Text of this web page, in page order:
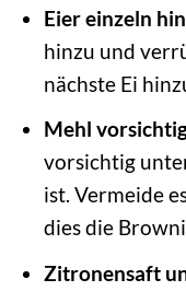
Eier einzeln
hinzu und
nächste Ei
Mehl
vorsichtig
ist. Vermeide
dies die
Zitronensaft